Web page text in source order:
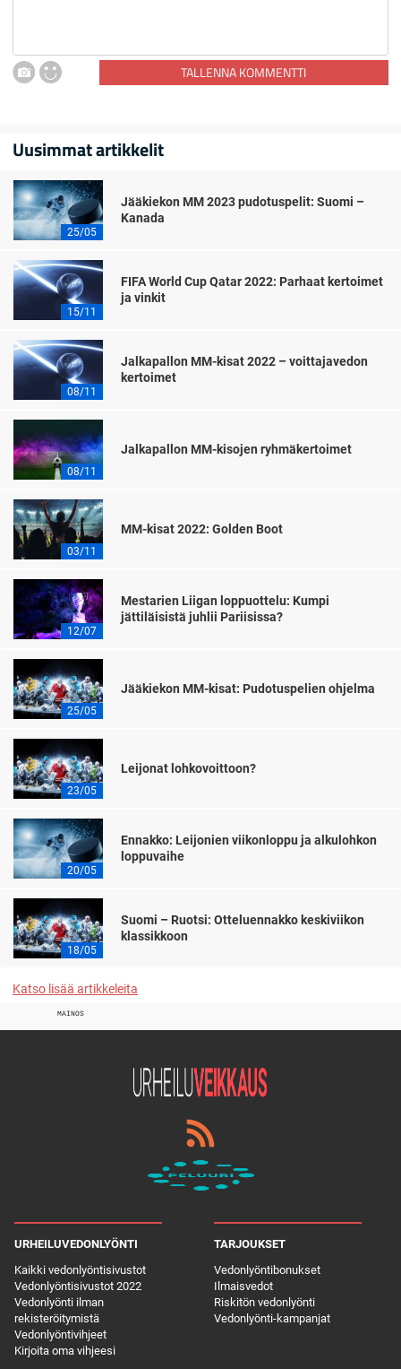
TALLENNA KOMMENTTI
Uusimmat artikkelit
25/05
Jääkiekon MM 2023 pudotuspelit: Suomi –
Kanada
15/11
FIFA World Cup Qatar 2022: Parhaat kertoimet
ja vinkit
08/11
Jalkapallon MM-kisat 2022 – voittajavedon
kertoimet
08/11
Jalkapallon MM-kisojen ryhmäkertoimet
03/11
MM-kisat 2022: Golden Boot
12/07
Mestarien Liigan loppuottelu: Kumpi
jättiläisistä juhlii Pariisissa?
25/05
Jääkiekon MM-kisat: Pudotuspelien ohjelma
23/05
Leijonat lohkovoittoon?
20/05
Ennakko: Leijonien viikonloppu ja alkulohkon
loppuvaihe
18/05
Suomi – Ruotsi: Otteluennakko keskiviikon
klassikkoon
Katso lisää artikkeleita
MAINOS
URHEILUVEDONLYÖNTI
Kaikki vedonlyöntisivustot
Vedonlyöntisivustot 2022
Vedonlyönti ilman
rekisteröitymistä
Vedonlyöntivihjeet
Kirjoita oma vihjeesi
TARJOUKSET
Vedonlyöntibonukset
Ilmaisvedot
Riskitön vedonlyönti
Vedonlyönti-kampanjat